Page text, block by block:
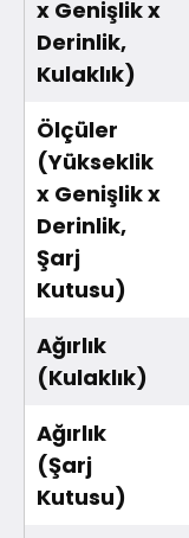
x Genişlik x
Derinlik,
Kulaklık)
Ölçüler
(Yükseklik
x Genişlik x
Derinlik,
Şarj
Kutusu)
Ağırlık
(Kulaklık)
Ağırlık
(Şarj
Kutusu)